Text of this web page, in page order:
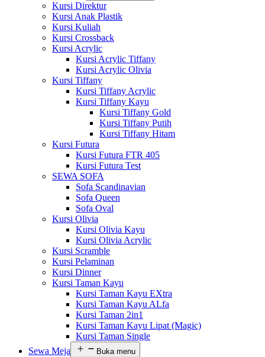
Kursi Direktur
Kursi Anak Plastik
Kursi Kuliah
Kursi Crossback
Kursi Acrylic
Kursi Acrylic Tiffany
Kursi Acrylic Olivia
Kursi Tiffany
Kursi Tiffany Acrylic
Kursi Tiffany Kayu
Kursi Tiffany Gold
Kursi Tiffany Putih
Kursi Tiffany Hitam
Kursi Futura
Kursi Futura FTR 405
Kursi Futura Test
SEWA SOFA
Sofa Scandinavian
Sofa Queen
Sofa Oval
Kursi Olivia
Kursi Olivia Kayu
Kursi Olivia Acrylic
Kursi Scramble
Kursi Pelaminan
Kursi Dinner
Kursi Taman Kayu
Kursi Taman Kayu EXtra
Kursi Taman Kayu ALfa
Kursi Taman 2in1
Kursi Taman Kayu Lipat (Magic)
Kursi Taman Single
Sewa Meja
Buka menu